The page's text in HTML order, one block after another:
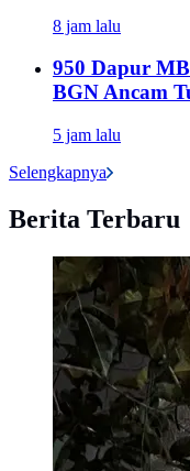
8 jam lalu
950 Dapur
BGN Ancam
5 jam lalu
Selengkapnya
Berita Terbaru